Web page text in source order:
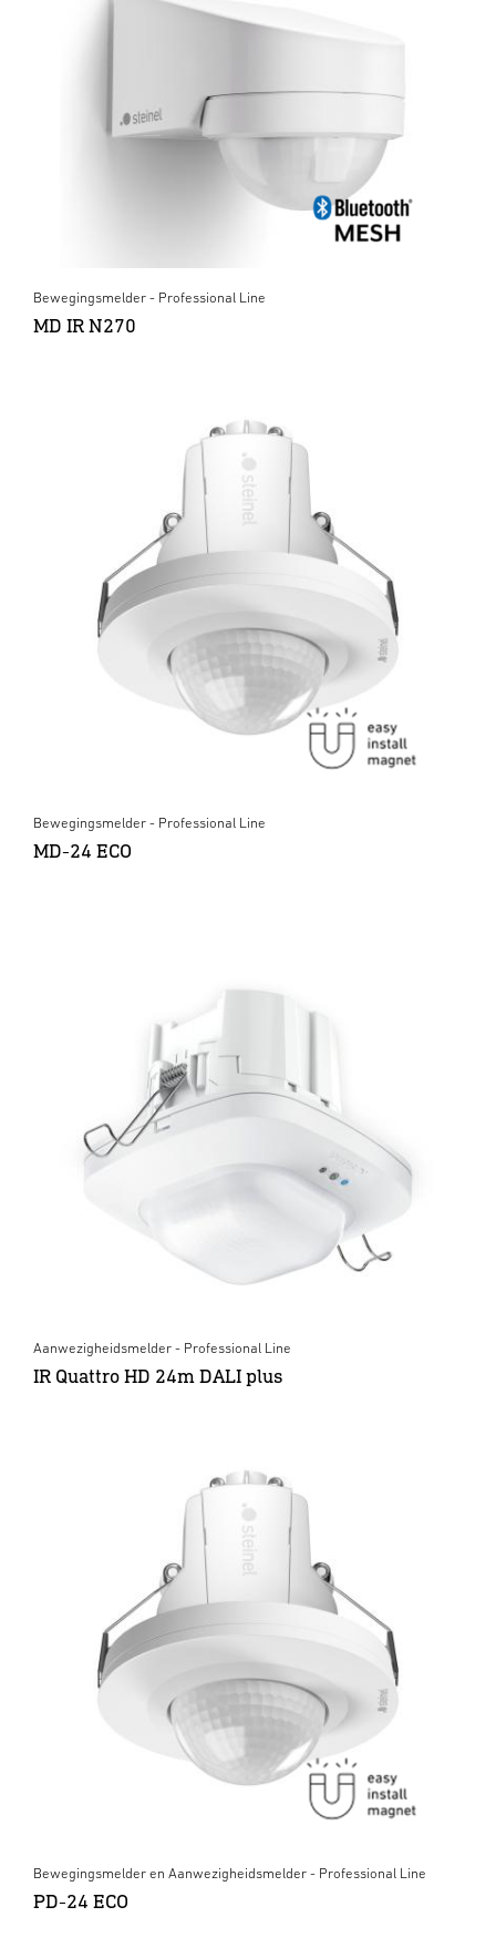
Bewegingsmelder - Professional Line
MD IR N270
Bewegingsmelder - Professional Line
MD-24 ECO
Aanwezigheidsmelder - Professional Line
IR Quattro HD 24m DALI plus
Bewegingsmelder en Aanwezigheidsmelder - Professional Line
PD-24 ECO